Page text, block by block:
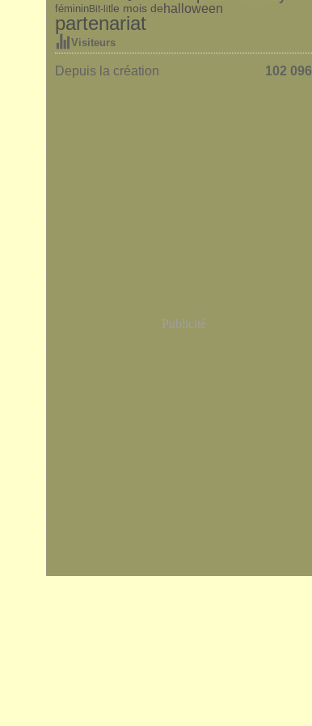
fémininBit-litle mois dehalloween
partenariat
Visiteurs
Depuis la création 102 096
Publicité